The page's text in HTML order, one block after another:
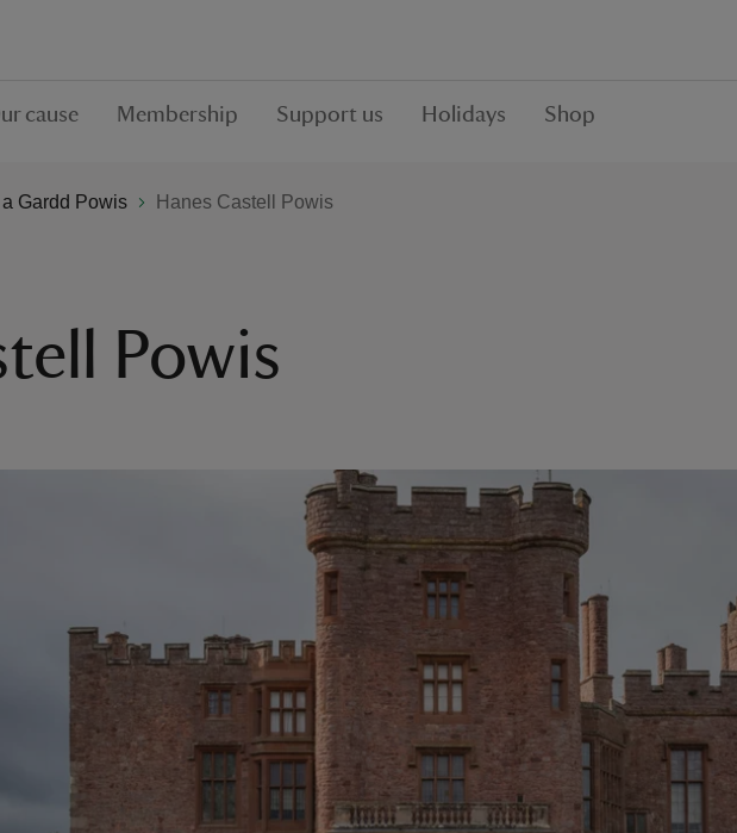
cause Membership Support us Holidays Shop
Gardd Powis Hanes Castell Powis
Powis